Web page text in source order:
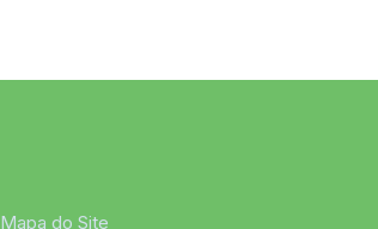
Mapa do Site